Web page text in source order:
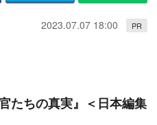
2023.07.07 18:00 PR
たちの真実』＜日本編集